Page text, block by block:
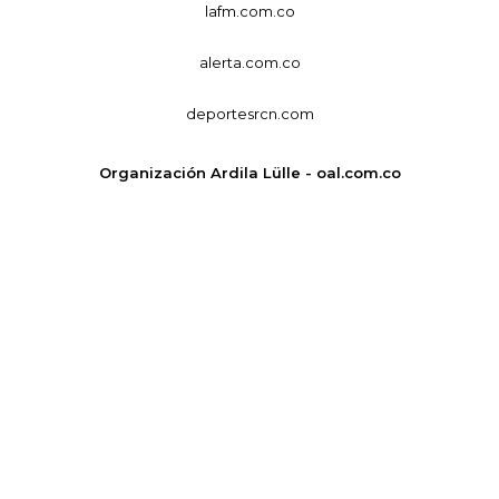
lafm.com.co
alerta.com.co
deportesrcn.com
Organización Ardila Lülle - oal.com.co